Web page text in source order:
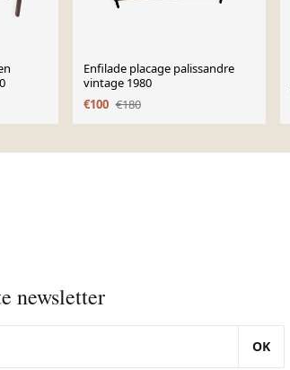
Enfilade placage palissandre
vintage 1980
€100 €180
newsletter
OK